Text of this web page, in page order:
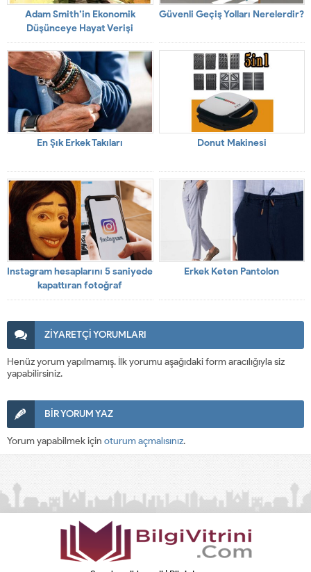
Adam Smith’in Ekonomik
Düşünceye Hayat Verişi
Güvenli Geçiş Yolları Nerelerdir?
En Şık Erkek Takıları Donut Makinesi
Instagram hesaplarını 5 saniyede
kapattıran fotoğraf
Erkek Keten Pantolon
ZİYARETÇİ YORUMLARI
Henüz yorum yapılmamış. İlk yorumu aşağıdaki form aracılığıyla siz
yapabilirsiniz.
BİR YORUM YAZ
Yorum yapabilmek için oturum açmalısınız.